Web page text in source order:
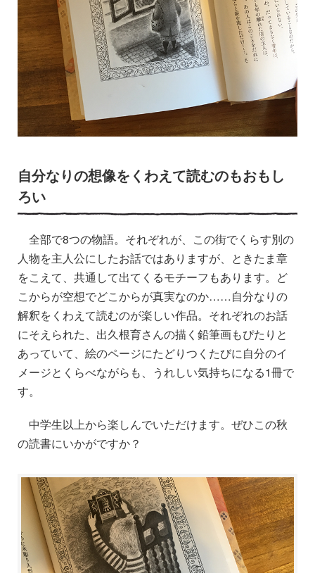
自分なりの想像をくわえて読むのもおもし
ろい
全部で8つの物語。それぞれが、この街でくらす別の
人物を主人公にしたお話ではありますが、ときたま章
をこえて、共通して出てくるモチーフもあります。ど
こからが空想でどこからが真実なのか……自分なりの
解釈をくわえて読むのが楽しい作品。それぞれのお話
にそえられた、出久根育さんの描く鉛筆画もぴたりと
あっていて、絵のページにたどりつくたびに自分のイ
メージとくらべながらも、うれしい気持ちになる1冊で
す。
中学生以上から楽しんでいただけます。ぜひこの秋
の読書にいかがですか？